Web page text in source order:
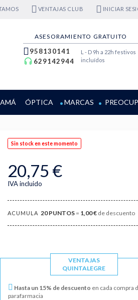
VENTAJAS CLUB INICIAR
ASESORAMIENTO GRATUITO
958130141
629142944
L - D 9h a 22h festivos
incluídos
ÓPTICA MARCAS
Sin stock en este momento
20,75 €
IVA incluido
ACUMULA 20PUNTOS= 1,00 €de descuento
VENTAJAS
QUINTALEGRE
Hasta un 15% de descuento en cada compra
parafarmacia